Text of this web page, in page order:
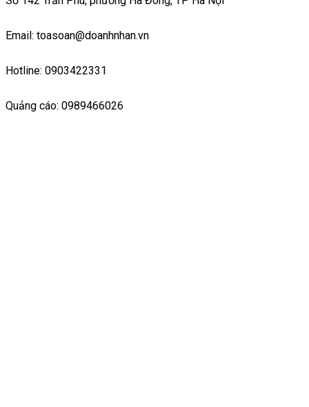
Email: toasoan@doanhnhan.vn
Hotline: 0903422331
Quảng cáo: 0989466026